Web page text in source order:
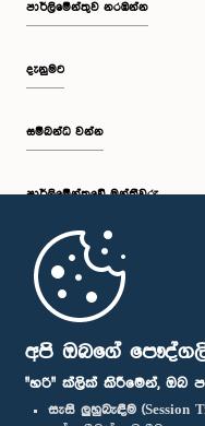
අපි ඔබගේ
"හරි" ක්ලික් කිරීමෙන්, ඔබ
සැසි ලුහුබැඳීම (Session
පාර්ලි‌මේන්තුව නරඹන්න
දැනුමට
සම්බන්ධ වන්න
පාර්ලි‌මේන්තුවේ මන්ත්‍රීවරු
මුල් පිටුව
පාර්ලිමේන්තු ජංගම යෙදුම